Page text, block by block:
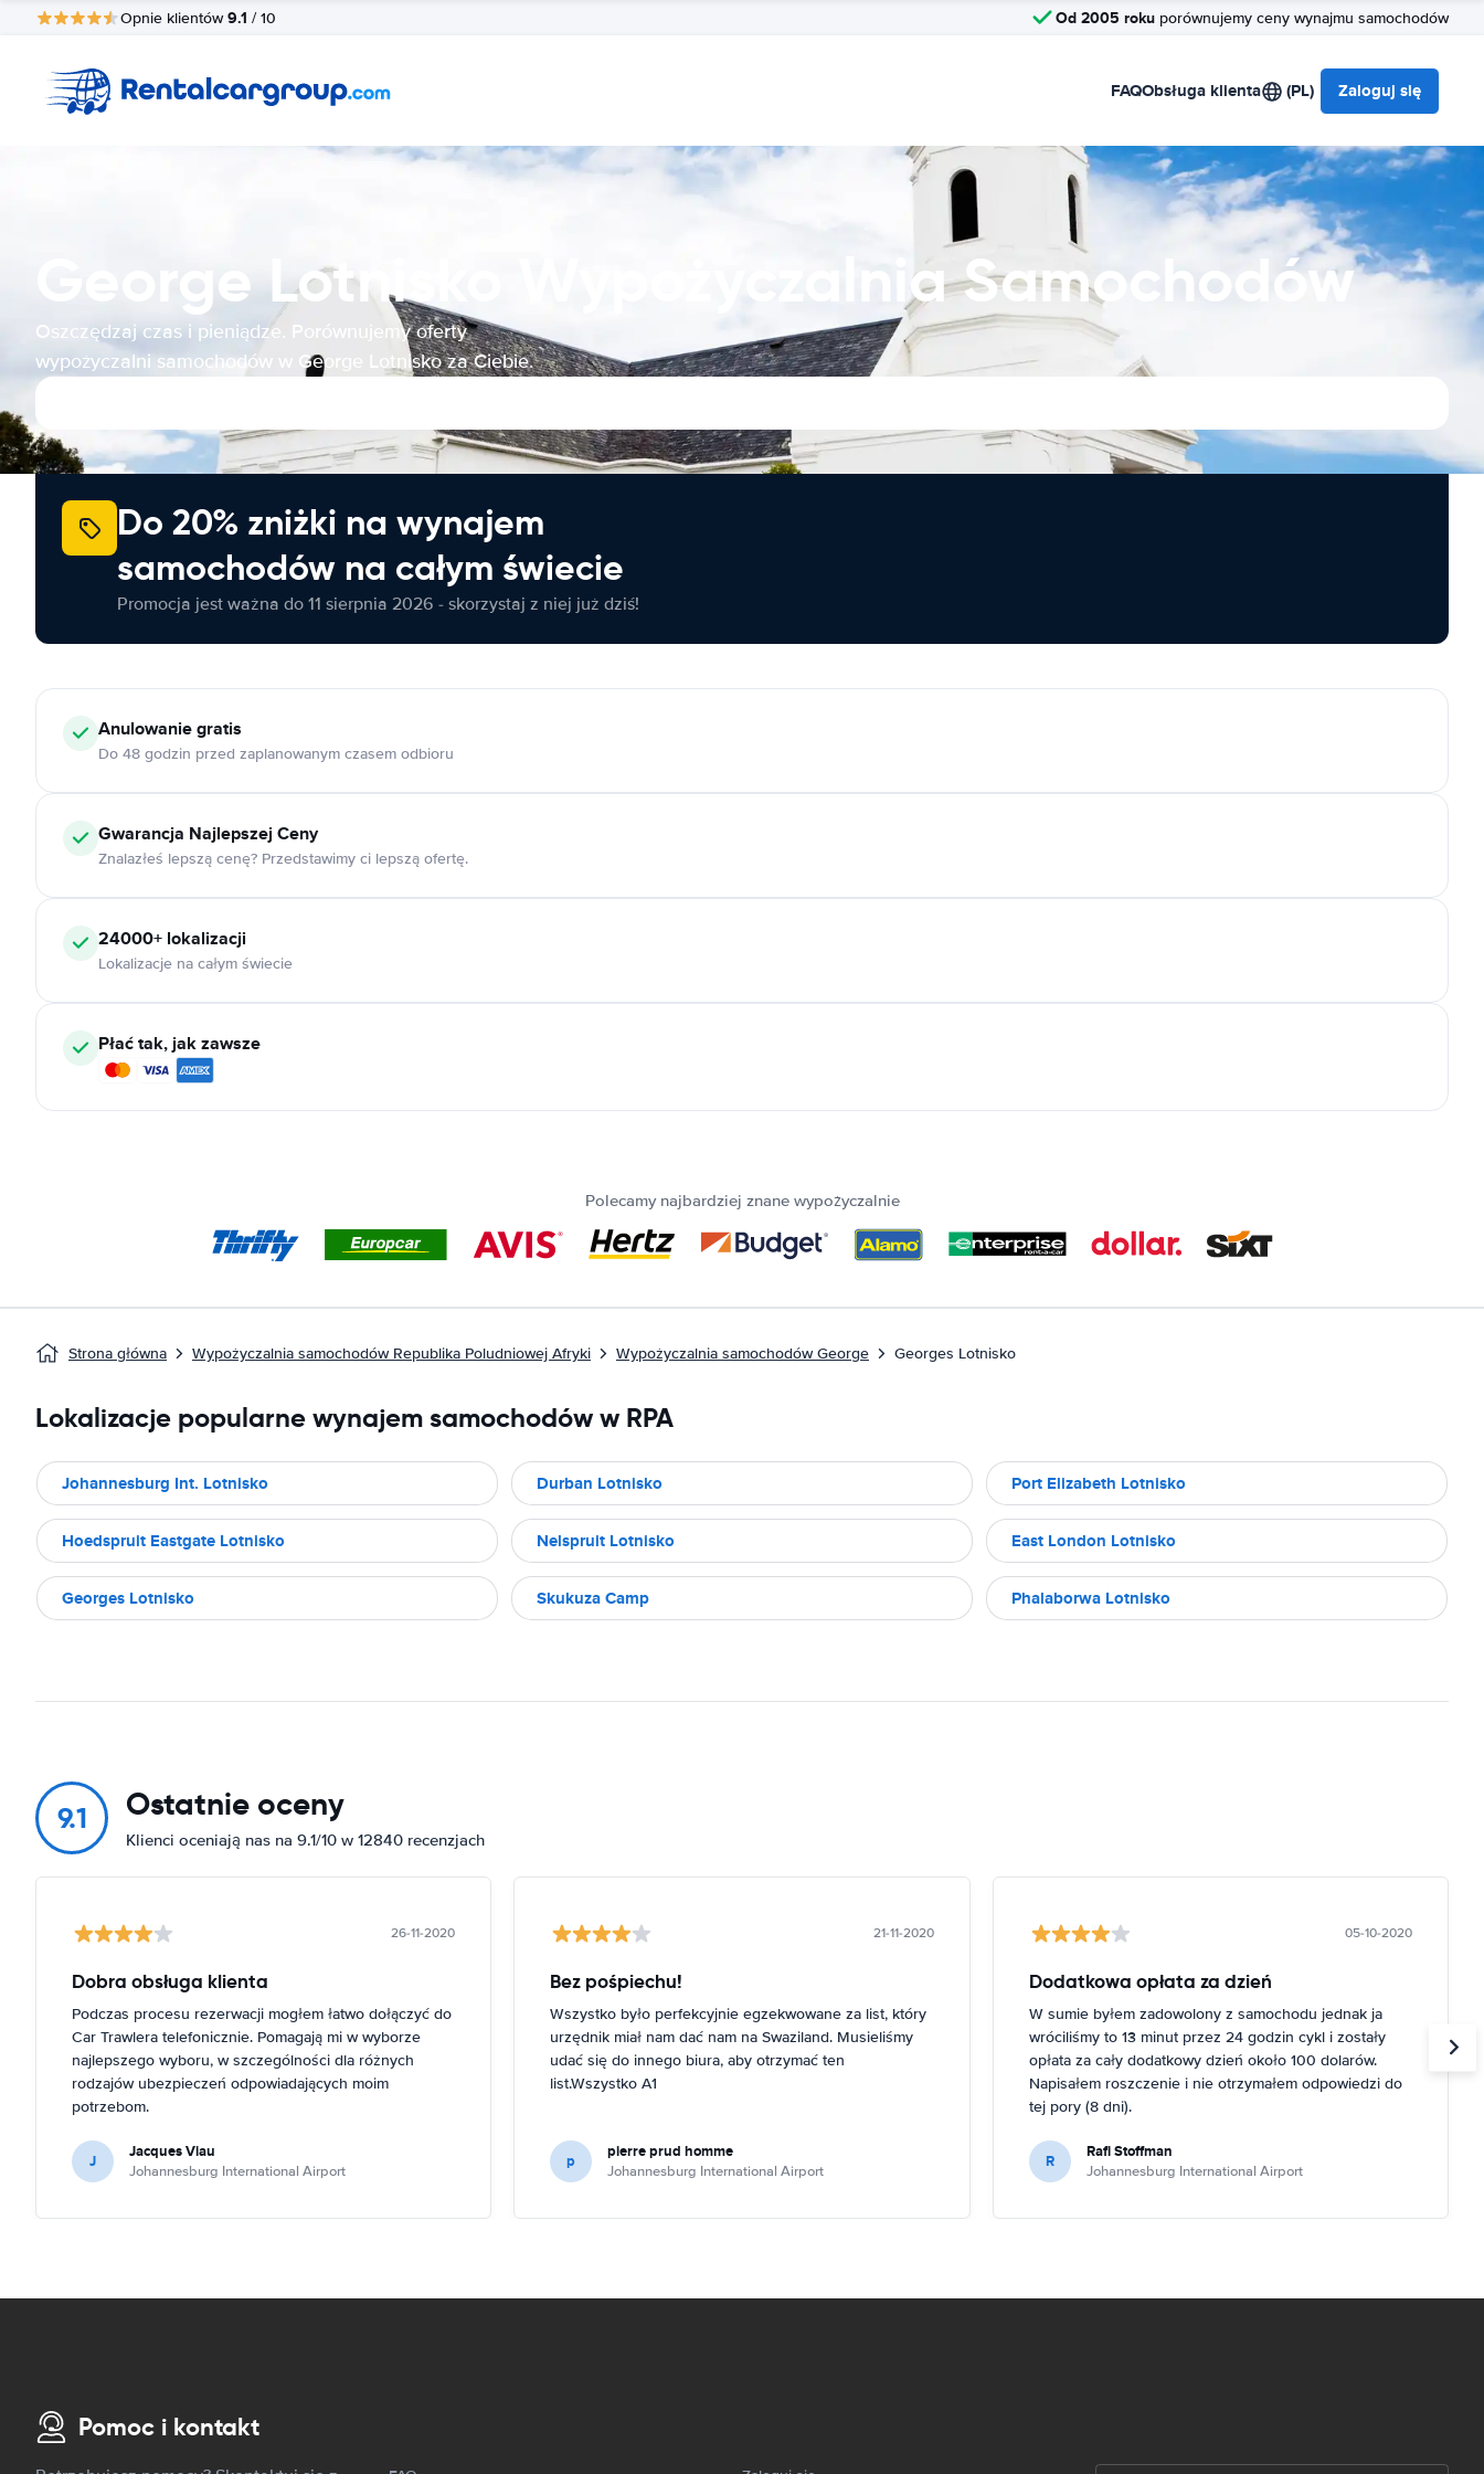
Opnie klientów9.1 / 10 Od 2005 roku porównujemy ceny wynajmu samochodów
FAQObsługa klienta (PL) Zaloguj się
George Lotnisko Wypożyczalnia Samochodów
Oszczędzaj czas i pieniądze. Porównujemy oferty
wypożyczalni samochodów w George Lotnisko za Ciebie.
Do 20% zniżki na wynajem
samochodów na całym świecie
Promocja jest ważna do 11 sierpnia 2026 - skorzystaj z niej już dziś!
Anulowaniegratis
Do 48 godzin przed zaplanowanym czasem odbioru
Gwarancja Najlepszej Ceny
Znalazłeś lepszą cenę? Przedstawimy ci lepszą ofertę.
24000+ lokalizacji
Lokalizacje na całym świecie
Płać tak, jak zawsze
Polecamy najbardziej znane wypożyczalnie
Strona główna Wypożyczalnia samochodów Republika Poludniowej Afryki Wypożyczalnia samochodów George Georges Lotnisko
Lokalizacje popularne wynajem samochodów w RPA
Johannesburg Int. Lotnisko Durban Lotnisko Port Elizabeth Lotnisko
Hoedspruit Eastgate Lotnisko Nelspruit Lotnisko East London Lotnisko
Georges Lotnisko Skukuza Camp Phalaborwa Lotnisko
9.1 Ostatnie oceny
Klienci oceniają nas na 9.1/10 w 12840 recenzjach
26-11-2020
Dobra obsługa klienta
Podczas procesu rezerwacji mogłem łatwo dołączyć do
Car Trawlera telefonicznie. Pomagają mi w wyborze
najlepszego wyboru, w szczególności dla różnych
rodzajów ubezpieczeń odpowiadających moim
potrzebom.
J Jacques Viau
Johannesburg International Airport
21-11-2020
Bez pośpiechu!
Wszystko było perfekcyjnie egzekwowane za list, który
urzędnik miał nam dać nam na Swaziland. Musieliśmy
udać się do innego biura, aby otrzymać ten
list.Wszystko A1
p pierre prud homme
Johannesburg International Airport
05-10-2020
Dodatkowa opłata za dzień
W sumie byłem zadowolony z samochodu jednak ja
wróciliśmy to 13 minut przez 24 godzin cykl i zostały
opłata za cały dodatkowy dzień około 100 dolarów.
Napisałem roszczenie i nie otrzymałem odpowiedzi do
tej pory (8 dni).
R Rafi Stoffman
Johannesburg International Airport
Pomoc i kontakt